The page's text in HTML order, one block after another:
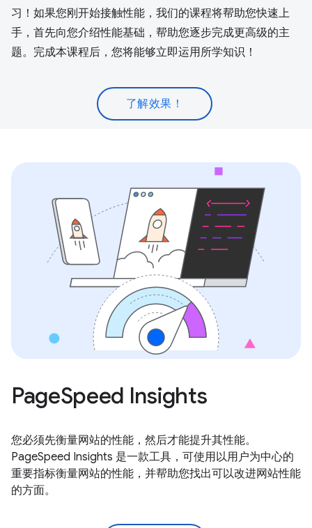
习！如果您刚开始接触性能，我们的课程将帮助您快速上
手，首先向您介绍性能基础，帮助您逐步完成更高级的主
题。完成本课程后，您将能够立即运用所学知识！
了解效果！
PageSpeed Insights
您必须先衡量网站的性能，然后才能提升其性能。
PageSpeed Insights 是一款工具，可使用以用户为中心的
重要指标衡量网站的性能，并帮助您找出可以改进网站性能
的方面。